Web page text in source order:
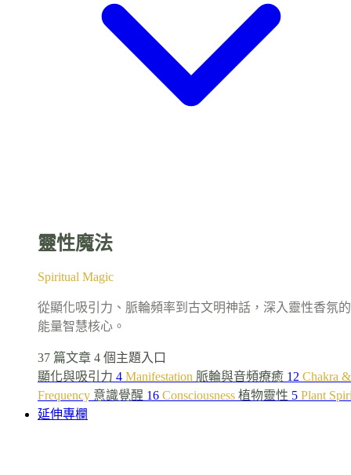
靈性魔法
Spiritual Magic
從顯化吸引力、脈輪頻率到古文明神話，深入靈性香氛的
能量智慧核心。
37 篇文章 4 個主題入口
顯化與吸引力 4 Manifestation 脈輪與音頻療癒 12 Chakra &
Frequency 意識覺醒 16 Consciousness 植物靈性 5 Plant
延伸專欄